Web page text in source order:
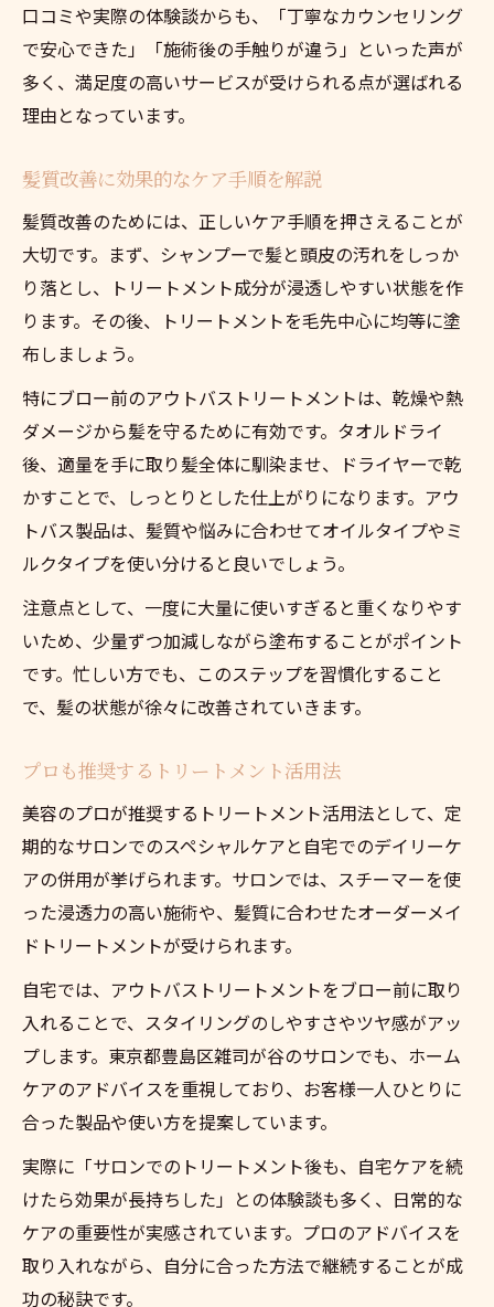
トリートメントで変わる毎日のヘアケア
アウトバス使用のタイミングとコツを解説
髪のダメージを防ぐトリートメント活用法
口コミや実際の体験談からも、「丁寧なカウンセリング
で安心できた」「施術後の手触りが違う」といった声が
多く、満足度の高いサービスが受けられる点が選ばれる
理由となっています。
髪質改善に効果的なケア手順を解説
髪質改善のためには、正しいケア手順を押さえることが
大切です。まず、シャンプーで髪と頭皮の汚れをしっか
り落とし、トリートメント成分が浸透しやすい状態を作
ります。その後、トリートメントを毛先中心に均等に塗
布しましょう。
特にブロー前のアウトバストリートメントは、乾燥や熱
ダメージから髪を守るために有効です。タオルドライ
後、適量を手に取り髪全体に馴染ませ、ドライヤーで乾
かすことで、しっとりとした仕上がりになります。アウ
トバス製品は、髪質や悩みに合わせてオイルタイプやミ
ルクタイプを使い分けると良いでしょう。
注意点として、一度に大量に使いすぎると重くなりやす
いため、少量ずつ加減しながら塗布することがポイント
です。忙しい方でも、このステップを習慣化すること
で、髪の状態が徐々に改善されていきます。
プロも推奨するトリートメント活用法
美容のプロが推奨するトリートメント活用法として、定
期的なサロンでのスペシャルケアと自宅でのデイリーケ
アの併用が挙げられます。サロンでは、スチーマーを使
った浸透力の高い施術や、髪質に合わせたオーダーメイ
ドトリートメントが受けられます。
自宅では、アウトバストリートメントをブロー前に取り
入れることで、スタイリングのしやすさやツヤ感がアッ
プします。東京都豊島区雑司が谷のサロンでも、ホーム
ケアのアドバイスを重視しており、お客様一人ひとりに
合った製品や使い方を提案しています。
実際に「サロンでのトリートメント後も、自宅ケアを続
けたら効果が長持ちした」との体験談も多く、日常的な
ケアの重要性が実感されています。プロのアドバイスを
取り入れながら、自分に合った方法で継続することが成
功の秘訣です。